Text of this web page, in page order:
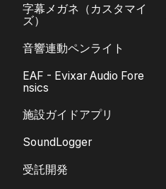
字幕メガネ（カスタマイ
ズ）
音響連動ペンライト
EAF - Evixar Audio Fore
nsics
施設ガイドアプリ
SoundLogger
受託開発